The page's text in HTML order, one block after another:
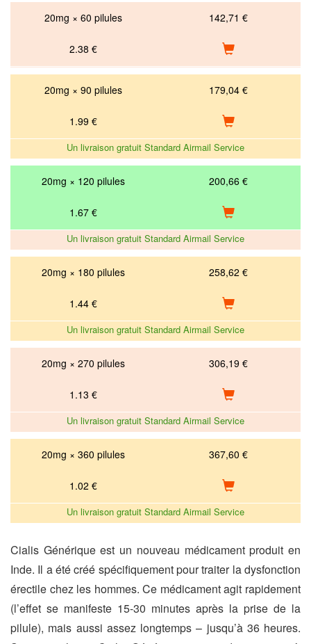
20mg × 60 pilules 142,71 €
2.38 €
20mg × 90 pilules 179,04 €
1.99 €
Un livraison gratuit Standard Airmail Service
20mg × 120 pilules 200,66 €
1.67 €
Un livraison gratuit Standard Airmail Service
20mg × 180 pilules 258,62 €
1.44 €
Un livraison gratuit Standard Airmail Service
20mg × 270 pilules 306,19 €
1.13 €
Un livraison gratuit Standard Airmail Service
20mg × 360 pilules 367,60 €
1.02 €
Un livraison gratuit Standard Airmail Service
Cialis Générique est un nouveau médicament produit en
Inde. Il a été créé spécifiquement pour traiter la dysfonction
érectile chez les hommes. Ce médicament agit rapidement
(l’effet se manifeste 15-30 minutes après la prise de la
pilule), mais aussi assez longtemps – jusqu’à 36 heures.